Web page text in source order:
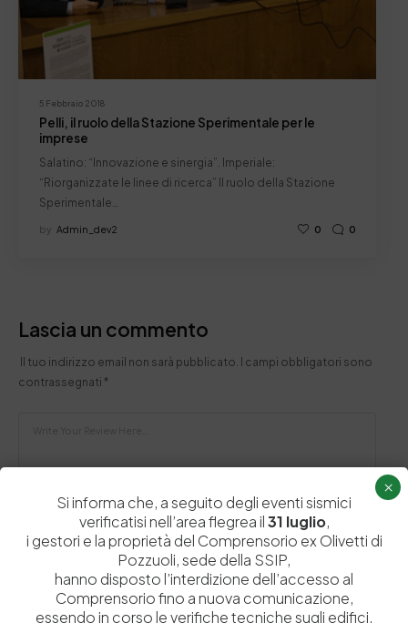
5 Febbraio 2018
Pelli, il ruolo della Stazione Sperimentale per le
imprese
Salatino: “Innovazione e sinergia”. Imperiale:
“Riorganizzate le linee di ricerca” Il ruolo della Stazione
Sperimentale…
by Admin_dev2 0 0
Lascia un commento
Il tuo indirizzo email non sarà pubblicato.
I campi obbligatori sono
contrassegnati *
Si informa che, a seguito degli eventi sismici
verificatisi nell’area flegrea il31 luglio,
i gestori e la proprietà del Comprensorio ex Olivetti di
Pozzuoli, sede della SSIP,
hanno disposto l’interdizione dell’accesso al
Comprensorio fino a nuova comunicazione,
essendo in corso le verifiche tecniche sugli edifici.
×